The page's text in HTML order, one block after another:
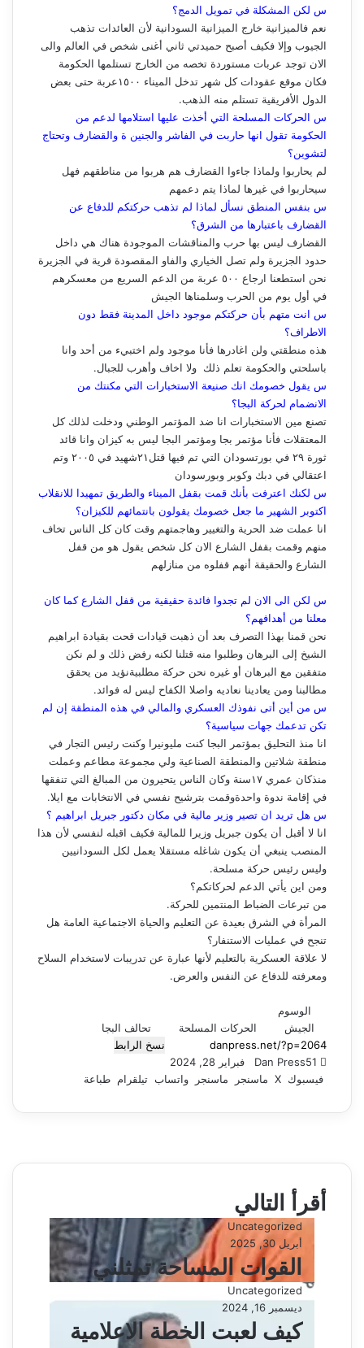
س لكن المشكلة في تمويل الدمج؟
نعم فالميزانية خارج الميزانية السودانية لأن العائدات تذهب
الجيوب وإلا فكيف أصبح حميدتي ثاني أغنى شخص في العالم والى
الان توجد عربات مستوردة تخصه من الخارج تستلمها الحكومة
فكان موقع عقودات كل شهر تدخل الميناء ١٥٠٠عربة حتى بعض
الدول الأفريقية تستلم منه الذهب.
س الحركات المسلحة التي أخذت عليها استلامها لدعم من
الحكومة تقول انها حاربت في الفاشر والجنين ة والقضارف وتحتاج
لتشوين؟
لم يحاربوا ولماذا جاءوا القضارف هم هربوا من مناطقهم فهل
سيحاربوا في غيرها لماذا يتم دعمهم
س بنفس المنطق نسأل لماذا لم تذهب حركتكم للدفاع عن
القضارف باعتبارها من الشرق؟
القضارف ليس بها حرب والمناقشات الموجودة هناك هي داخل
حدود الجزيرة ولم تصل الخياري والفاو المقصودة قرية في الجزيرة
نحن استطعنا ارجاع ٥٠٠ عربة من الدعم السريع من معسكرهم
في أول يوم من الحرب وسلمناها الجيش
س انت متهم بأن حركتكم موجود داخل المدينة فقط دون
الاطراف؟
هذه منطقتي ولن اغادرها فأنا موجود ولم اختبيء من أحد وانا
باسلحتي والحكومة تعلم ذلك ولا اخاف وأهرب للجبال.
س يقول خصومك انك صنيعة الاستخبارات التي مكنتك من
الانضمام لحركة البجا؟
تصنع مين الاستخبارات انا ضد المؤتمر الوطني ودخلت لذلك كل
المعتقلات فأنا مؤتمر بجا ومؤتمر البجا ليس به كيزان وانا قائد
ثورة ٢٩ في بورتسودان التي تم فيها قتل٢١شهيد في ٢٠٠٥ وتم
اعتقالي في دبك وكوبر وبورسودان
س لكنك اعترفت بأنك قمت بقفل الميناء والطريق تمهيدا للانقلاب
اكتوبر الشهير ما جعل خصومك يقولون بانتمائهم للكيزان؟
انا عملت ضد الحرية والتغيير وهاجمتهم وقت كان كل الناس تخاف
منهم وقمت بقفل الشارع الان كل شخص يقول هو من قفل
الشارع والحقيقة أنهم قفلوه من منازلهم
س لكن الى الان لم تجدوا فائدة حقيقية من قفل الشارع كما كان
معلنا من أهدافهم؟
نحن قمنا بهذا التصرف بعد أن ذهبت قيادات قحت بقيادة ابراهيم
الشيخ إلى البرهان وطلبوا منه قتلنا لكنه رفض ذلك و لم نكن
متفقين مع البرهان أو غيره نحن حركة مطلبيةنؤيد من يحقق
مطالبنا ومن يعادينا نعاديه واصلا الكفاح ليس له فوائد.
س من أين أتى نفوذك العسكري والمالي في هذه المنطقة إن لم
تكن تدعمك جهات سياسية؟
انا منذ التحليق بمؤتمر البجا كنت مليونيرا وكنت رئيس التجار في
منطقة شلاتين والمنطقة الصناعية ولي مجموعة مطاعم وعملت
منذكان عمري ١٧سنة وكان الناس يتحيرون من المبالغ التي تنفقها
في إقامة ندوة واحدةوقمت بترشيح نفسي في الانتخابات مع ايلا.
س هل تريد ان تصير وزير مالية في مكان دكتور جبريل ابراهيم ؟
انا لا أقبل أن يكون جبريل وزيرا للمالية فكيف اقبله لنفسي لأن هذا
المنصب ينبغي أن يكون شاغله مستقلا يعمل لكل السودانيين
وليس رئيس حركة مسلحة.
ومن اين يأتي الدعم لحركاتكم؟
من تبرعات الضباط المنتمين للحركة.
المرأة في الشرق بعيدة عن التعليم والحياة الاجتماعية العامة هل
تنجح في عمليات الاستنفار؟
لا علاقة العسكرية بالتعليم لأنها عبارة عن تدريبات لاستخدام السلاح
ومعرفته للدفاع عن النفس والعرض.
الوسوم
الجيش
الحركات المسلحة
تحالف البجا
نسخ الرابط
Dan Press
ا
ع
ى
أ
ر
ل
ي
إ
ل
ك
ت
ر
و
ي
فبراير 28, 2024
فيسبوك ‫X ماسنجر ماسنجر واتساب تيلقرام طباعة
أقرأ التالي
Uncategorized
أبريل 30, 2025
القوات المساحة تمثلني
Uncategorized
ديسمبر 16, 2024
كيف لعبت الخطة الاعلامية